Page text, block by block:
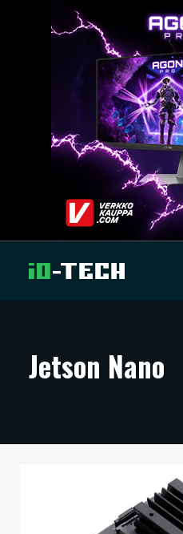
ARTIKKELIT
TECHBBS
Jetson Nano